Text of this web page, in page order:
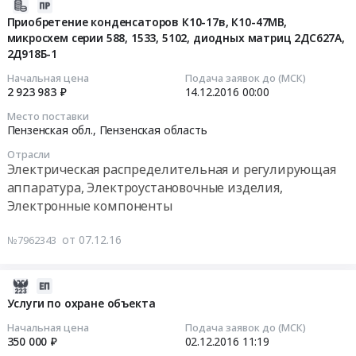
Приобретение конденсаторов К10-17в, К10-47МВ,
микросхем серии 588, 1533, 5102, диодных матриц 2ДС627А,
2Д918Б-1
Начальная цена
2 923 983 ₽
Подача заявок до (МСК)
14.12.2016 00:00
Место поставки
Пензенская обл., Пензенская область
Отрасли
Электрическая распределительная и регулирующая
аппаратура, Электроустановочные изделия,
Электронные компоненты
№7962343 от 07.12.16
Услуги по охране объекта
Начальная цена
350 000 ₽
Подача заявок до (МСК)
02.12.2016 11:19